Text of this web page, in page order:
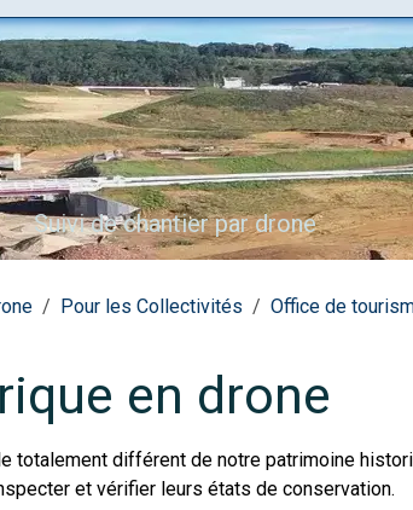
Suivi de chantier par drone
Pour les Collectivités
Office de
en drone
totalement différent de notre patrimoine
et vérifier leurs états de conservation.